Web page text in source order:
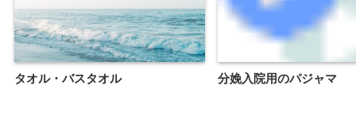
タオル・バスタオル 分娩入院用のパジャマ